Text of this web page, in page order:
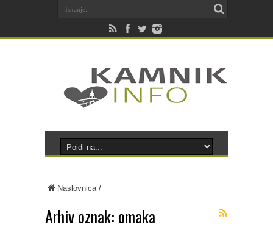
Naslovnica/
Arhiv oznak: omaka